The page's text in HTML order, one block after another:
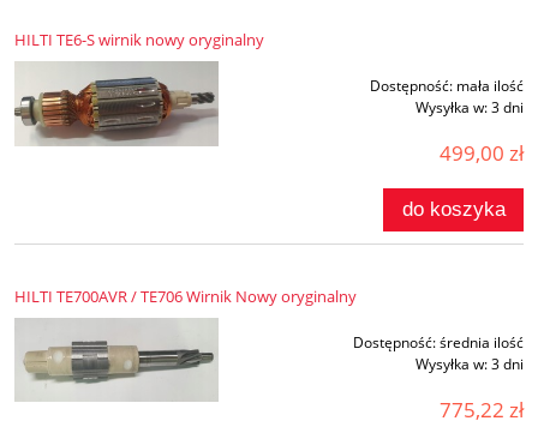
HILTI TE6-S wirnik nowy oryginalny
Dostępność: mała ilość
Wysyłka w:3 dni
499,00 zł
do koszyka
HILTI TE700AVR / TE706 Wirnik Nowy oryginalny
Dostępność:średnia ilość
Wysyłka w:3 dni
775,22 zł